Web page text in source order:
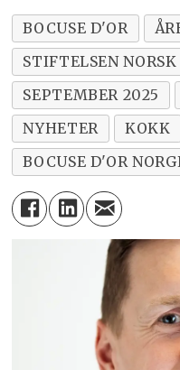
BOCUSE D'OR
STIFTELSEN
SEPTEMBER 2025
NYHETER
KOKK
BOCUSE D'OR